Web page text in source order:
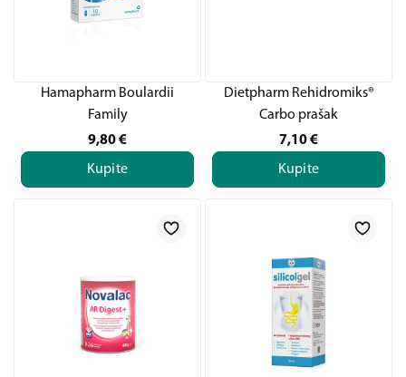
Hamapharm Boulardii
Family
9,80€
Kupite
Dietpharm Rehidromiks®
Carbo prašak
7,10€
Kupite